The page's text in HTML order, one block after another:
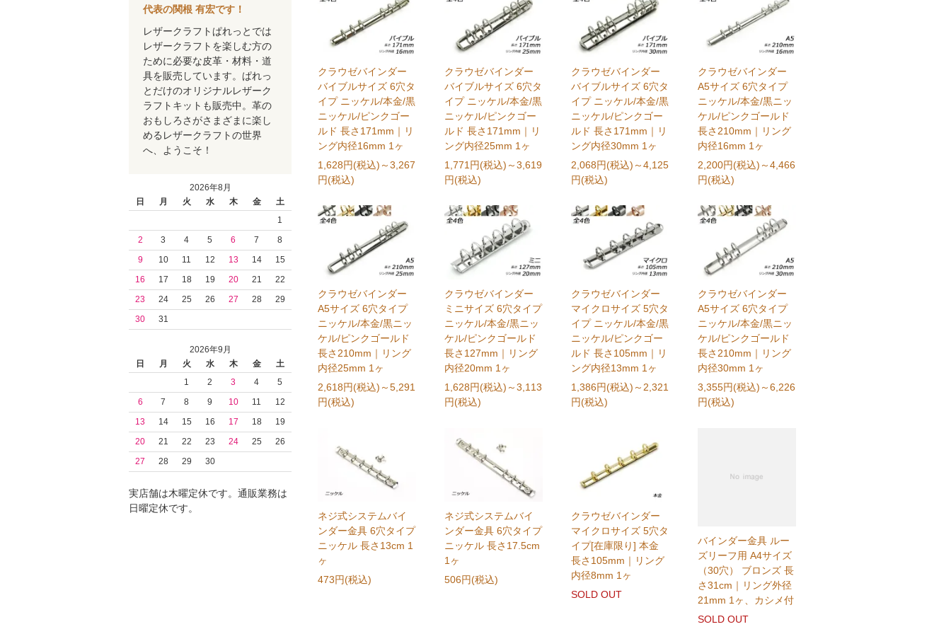
クラウゼバインダー
バイブルサイズ 6穴タ
イプ ニッケル/本金/黒
ニッケル/ピンクゴー
ルド 長さ171mm｜リ
ング内径16mm 1ヶ
1,628円(税込) ～3,267
円(税込)
クラウゼバインダー
バイブルサイズ 6穴タ
イプ ニッケル/本金/黒
ニッケル/ピンクゴー
ルド 長さ171mm｜リ
ング内径25mm 1ヶ
1,771円(税込) ～3,619
円(税込)
クラウゼバインダー
バイブルサイズ 6穴タ
イプ ニッケル/本金/黒
ニッケル/ピンクゴー
ルド 長さ171mm｜リ
ング内径30mm 1ヶ
2,068円(税込) ～4,125
円(税込)
クラウゼバインダー
A5サイズ 6穴タイプ
ニッケル/本金/黒ニッ
ケル/ピンクゴールド
長さ210mm｜リング
内径16mm 1ヶ
2,200円(税込) ～4,466
円(税込)
クラウゼバインダー
A5サイズ 6穴タイプ
ニッケル/本金/黒ニッ
ケル/ピンクゴールド
長さ210mm｜リング
内径25mm 1ヶ
2,618円(税込) ～5,291
円(税込)
クラウゼバインダー
ミニサイズ 6穴タイプ
ニッケル/本金/黒ニッ
ケル/ピンクゴールド
長さ127mm｜リング
内径20mm 1ヶ
1,628円(税込) ～3,113
円(税込)
クラウゼバインダー
マイクロサイズ 5穴タ
イプ ニッケル/本金/黒
ニッケル/ピンクゴー
ルド 長さ105mm｜リ
ング内径13mm 1ヶ
1,386円(税込) ～2,321
円(税込)
クラウゼバインダー
A5サイズ 6穴タイプ
ニッケル/本金/黒ニッ
ケル/ピンクゴールド
長さ210mm｜リング
内径30mm 1ヶ
3,355円(税込) ～6,226
円(税込)
ネジ式システムバイ
ンダー金具 6穴タイプ
ニッケル 長さ13cm 1
ヶ
473円(税込)
ネジ式システムバイ
ンダー金具 6穴タイプ
ニッケル 長さ17.5cm
1ヶ
506円(税込)
クラウゼバインダー
マイクロサイズ 5穴タ
イプ[在庫限り] 本金
長さ105mm｜リング
内径8mm 1ヶ
SOLD OUT
バインダー金具 ルー
ズリーフ用 A4サイズ
（30穴） ブロンズ 長
さ31cm｜リング外径
21mm 1ヶ、カシメ付
SOLD OUT
代表の関根 有宏です！
レザークラフトぱれっとでは
レザークラフトを楽しむ方の
ために必要な皮革・材料・道
具を販売しています。ぱれっ
とだけのオリジナルレザーク
ラフトキットも販売中。革の
おもしろさがさまざまに楽し
めるレザークラフトの世界
へ、ようこそ！
2026年8月
日
月 火 水 木 金
土
1
2
3 4 5 6 7
8
9
10 11 12 13 14
15
16
17 18 19 20 21
22
23
24 25 26 27 28
29
30
31
2026年9月
日
月 火 水 木 金
土
1
2 3 4
5
6
7 8 9 10 11
12
13
14 15 16 17 18
19
20
21 22 23 24 25
26
27
28 29 30
実店舗は木曜定休です。通販業務は
日曜定休です。